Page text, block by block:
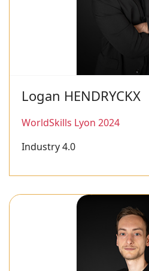
Logan HENDRYCKX
WorldSkills Lyon 2024
Industry 4.0